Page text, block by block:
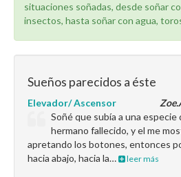
situaciones soñadas, desde soñar
insectos, hasta soñar con agua,
Sueños parecidos a éste
Elevador/ Ascensor
Soñé que subía a una especie
hermano fallecido, y el me
apretando los botones, entonces
hacia abajo, hacia la…
leer más